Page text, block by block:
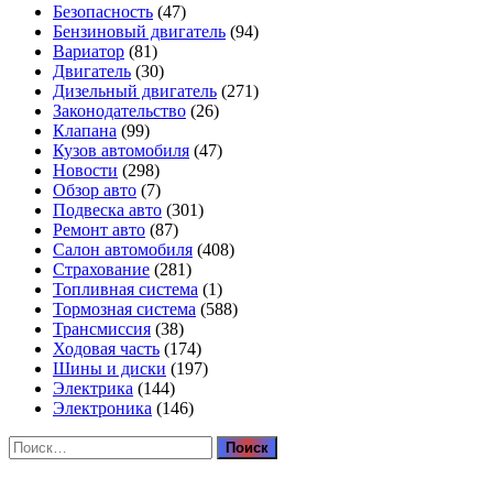
Безопасность (47)
Бензиновый двигатель (94)
Вариатор (81)
Двигатель (30)
Дизельный двигатель (271)
Законодательство (26)
Клапана (99)
Кузов автомобиля (47)
Новости (298)
Обзор авто (7)
Подвеска авто (301)
Ремонт авто (87)
Салон автомобиля (408)
Страхование (281)
Топливная система (1)
Тормозная система (588)
Трансмиссия (38)
Ходовая часть (174)
Шины и диски (197)
Электрика (144)
Электроника (146)
Найти: